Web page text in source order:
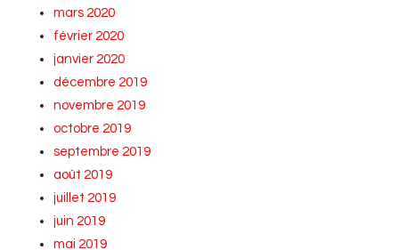
mars 2020
février 2020
janvier 2020
décembre 2019
novembre 2019
octobre 2019
septembre 2019
août 2019
juillet 2019
juin 2019
mai 2019